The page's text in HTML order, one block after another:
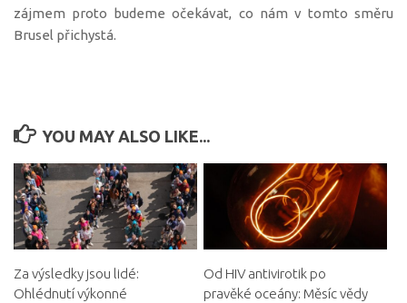
zájmem proto budeme očekávat, co nám v tomto směru
Brusel přichystá.
YOU MAY ALSO LIKE...
Za výsledky jsou lidé:
Ohlédnutí výkonné
Od HIV antivirotik po
pravěké oceány: Měsíc vědy